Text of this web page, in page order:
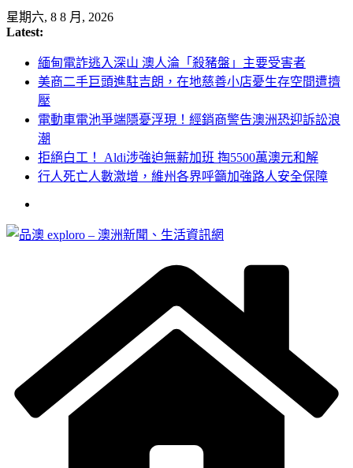
Skip
to
content
星期六, 8 8 月, 2026
Latest:
緬甸電詐逃入深山 澳人淪「殺豬盤」主要受害者
美商二手巨頭進駐吉朗，在地慈善小店憂生存空間遭擠
壓
電動車電池爭端隱憂浮現！經銷商警告澳洲恐迎訴訟浪
潮
拒絕白工！ Aldi涉強迫無薪加班 掏5500萬澳元和解
行人死亡人數激增，維州各界呼籲加強路人安全保障